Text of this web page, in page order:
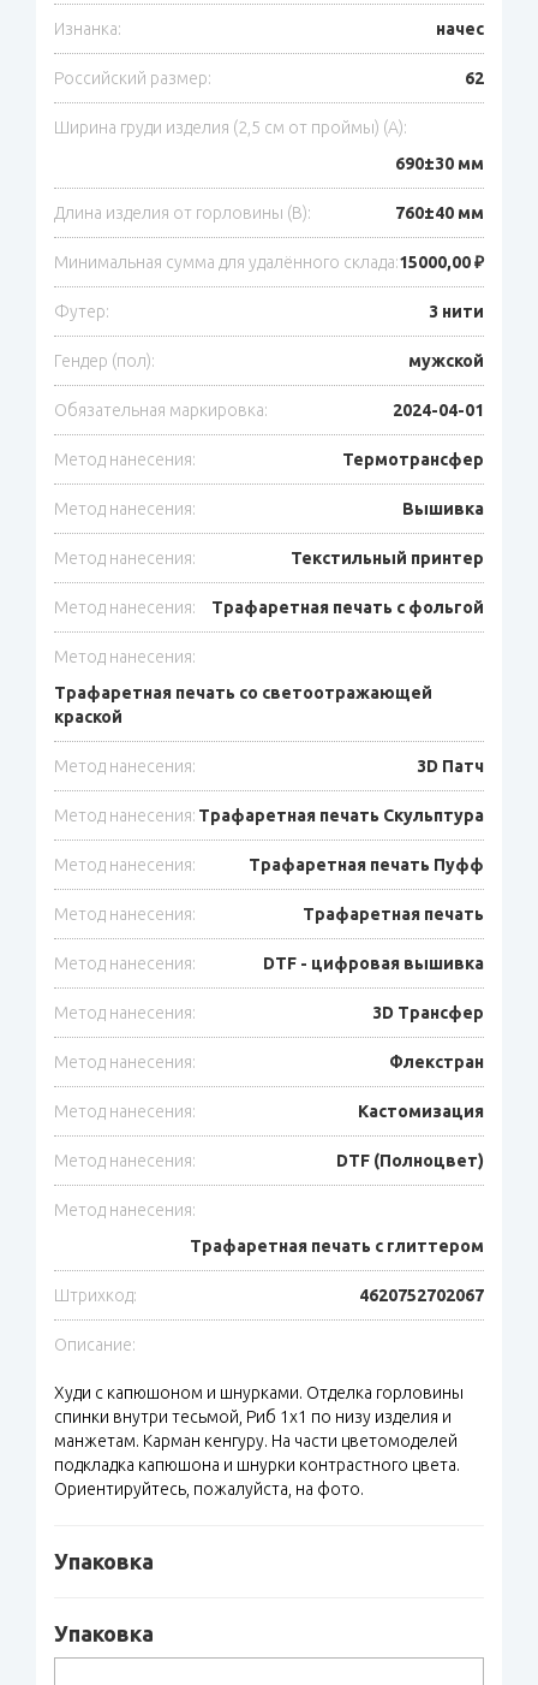
Изнанка: начес
Российский размер: 62
Ширина груди изделия (2,5 см от проймы) (A):
690±30 мм
Длина изделия от горловины (B): 760±40 мм
Минимальная сумма для удалённого склада:15000,00 ₽
Футер: 3 нити
Гендер (пол): мужской
Обязательная маркировка: 2024-04-01
Метод нанесения: Термотрансфер
Метод нанесения: Вышивка
Метод нанесения: Текстильный принтер
Метод нанесения: Трафаретная печать с фольгой
Метод нанесения:
Трафаретная печать со светоотражающей
краской
Метод нанесения: 3D Патч
Метод нанесения: Трафаретная печать Скульптура
Метод нанесения: Трафаретная печать Пуфф
Метод нанесения: Трафаретная печать
Метод нанесения: DTF - цифровая вышивка
Метод нанесения: 3D Трансфер
Метод нанесения: Флекстран
Метод нанесения: Кастомизация
Метод нанесения: DTF (Полноцвет)
Метод нанесения:
Трафаретная печать с глиттером
Штрихкод: 4620752702067
Описание:
Худи с капюшоном и шнурками. Отделка горловины
спинки внутри тесьмой, Риб 1х1 по низу изделия и
манжетам. Карман кенгуру. На части цветомоделей
подкладка капюшона и шнурки контрастного цвета.
Ориентируйтесь, пожалуйста, на фото.
Упаковка
Упаковка